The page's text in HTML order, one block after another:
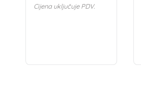
Cijena uključuje PDV.